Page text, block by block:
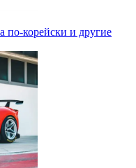
по-корейски и другие